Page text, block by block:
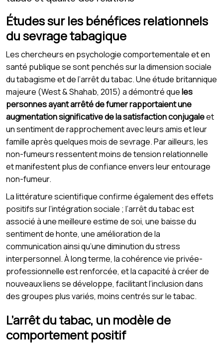
Études sur les bénéfices relationnels
du sevrage tabagique
Les chercheurs en psychologie comportementale et en
santé publique se sont penchés sur la dimension sociale
du tabagisme et de l’arrêt du tabac. Une étude britannique
majeure (West & Shahab, 2015) a démontré queles
personnes ayant arrêté de fumer rapportaient une
augmentation significative de la satisfaction conjugaleet
un sentiment de rapprochement avec leurs amis et leur
famille après quelques mois de sevrage. Par ailleurs, les
non-fumeurs ressentent moins de tension relationnelle
et manifestent plus de confiance envers leur entourage
non-fumeur.
La littérature scientifique confirme également des effets
positifs sur l’intégration sociale ; l’arrêt du tabac est
associé à une meilleure estime de soi, une baisse du
sentiment de honte, une amélioration de la
communication ainsi qu’une diminution du stress
interpersonnel. À long terme, la cohérence vie privée-
professionnelle est renforcée, et la capacité à créer de
nouveaux liens se développe, facilitant l’inclusion dans
des groupes plus variés, moins centrés sur le tabac.
L’arrêt du tabac, un modèle de
comportement positif